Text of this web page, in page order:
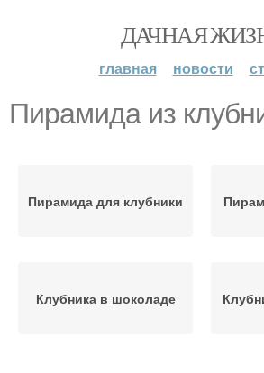
ДАЧНАЯ
главная новости
Пирамида из
Пирамида для клубники
Клубника в шоколаде